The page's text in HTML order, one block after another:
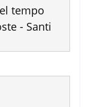
tempo
- Santi